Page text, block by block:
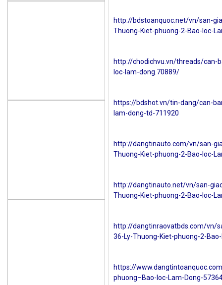
http://bdstoanquoc.net/vn/san-
Thuong-Kiet-phuong-2-Bao-loc-
http://chodichvu.vn/threads/can-
loc-lam-dong.70889/
https://bdshot.vn/tin-dang/can-
lam-dong-td-711920
http://dangtinauto.com/vn/san-
Thuong-Kiet-phuong-2-Bao-loc-
http://dangtinauto.net/vn/san-
Thuong-Kiet-phuong-2-Bao-loc-
http://dangtinraovatbds.com/vn/
36-Ly-Thuong-Kiet-phuong-2-
https://
phuong–Bao-loc-Lam-Dong-